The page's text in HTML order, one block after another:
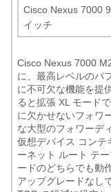
Cisco Nexus 7000
イッチ
Cisco Nexus 7000
に、最高レベルのパ
に不可欠な機能を提
ると拡張 XL モード
に欠かせないフォワ
な大型のフォワーデ
仮想デバイス コンテ
ーネット ルート テ
ードのどちらでも動
アップグレードなし